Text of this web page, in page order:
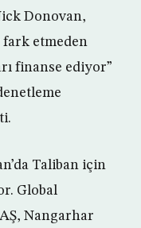
Donovan,
fark etmeden
finanse ediyor”
Taliban için
Global
Nangarhar